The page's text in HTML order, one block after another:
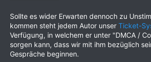
Sollte es wider Erwarten dennoch zu
kommen steht jedem Autor unser Ticket-
Verfügung, in welchem er unter "DMCA /
sorgen kann, dass wir mit ihm bezüglich
Gespräche beginnen.